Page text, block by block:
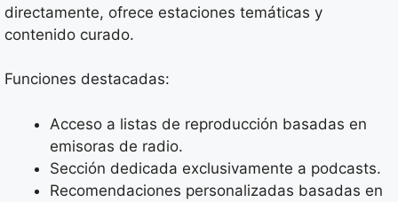
directamente, ofrece estaciones temáticas y
contenido curado.
Funciones destacadas:
Acceso a listas de reproducción basadas en
emisoras de radio.
Sección dedicada exclusivamente a podcasts.
Recomendaciones personalizadas basadas en